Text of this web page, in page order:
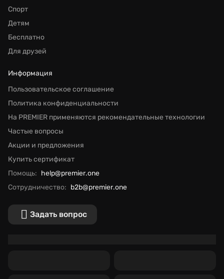
Спорт
Детям
Бесплатно
Для друзей
Информация
Пользовательское соглашение
Политика конфиденциальности
На PREMIER применяются рекомендательные технологии
Частые вопросы
Акции и предложения
Купить сертификат
Помощь: help@premier.one
Сотрудничество: b2b@premier.one
Задать вопрос